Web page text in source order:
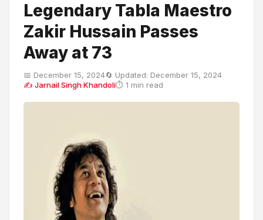
Legendary Tabla Maestro
Zakir Hussain Passes
Away at 73
📅 December 15, 2024🔄 Updated: December 15, 2024
✍ Jarnail Singh Khandoli⏱ 1 min read